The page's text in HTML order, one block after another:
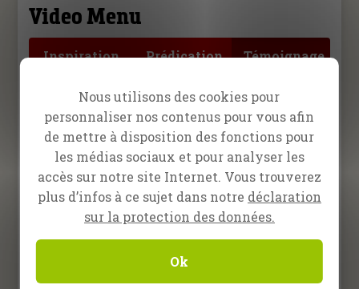
Video Menu
Inspiration Prédication Témoignage
12 septembre 2025
Dieu a guéri mes yeux !
27 juin 2025
Désespérée de recevoir un
miracle
21 février 2025
Une hernie guérie
Nous utilisons des cookies pour
personnaliser nos contenus pour vous afin
de mettre à disposition des fonctions pour
les médias sociaux et pour analyser les
accès sur notre site Internet. Vous trouverez
plus d’infos à ce sujet dans notre déclaration
sur la protection des données.
Ok